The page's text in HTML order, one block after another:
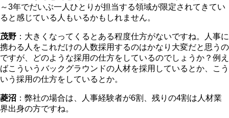
～3年でだいぶ一人ひとりが担当する領域が限定されてきてい
ると感じている人もいるかもしれません。
茂野 ：大きくなってくるとある程度仕方がないですね。人事に
携わる人をこれだけの人数採用するのはかなり大変だと思うの
ですが、どのような採用の仕方をしているのでしょうか？例え
ばこういうバックグラウンドの人材を採用しているとか、こう
いう採用の仕方をしているとか。
菱沼 ：弊社の場合は、人事経験者が6割、残りの4割は人材業
界出身の方ですね。